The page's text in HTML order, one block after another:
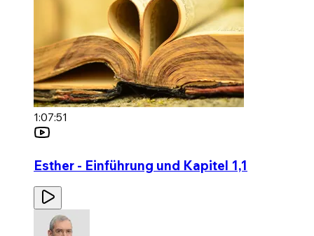
1:07:51
Esther - Einführung und Kapitel 1,1